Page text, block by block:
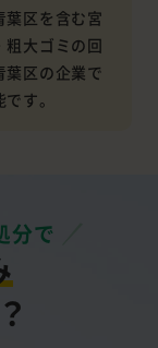
葉区を含む宮
粗大ゴミの回
葉区の企業で
す。
分で